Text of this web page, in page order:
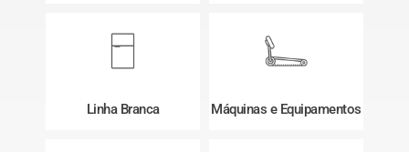
Linha Branca Máquinas e Equipamentos